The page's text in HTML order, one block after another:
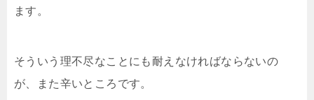
ます。
そういう理不尽なことにも耐えなければならないの
が、また辛いところです。